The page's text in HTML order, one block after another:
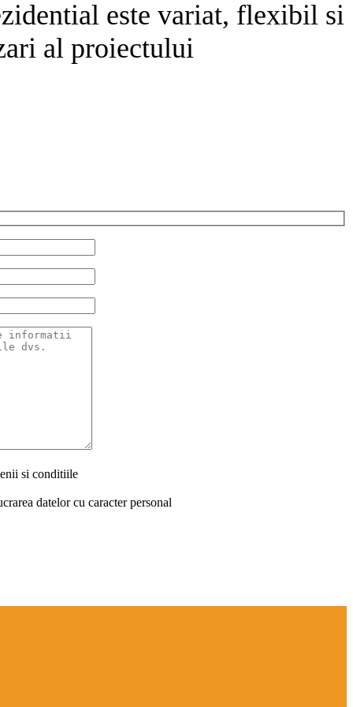
este variat, flexibil si
al proiectului
si conditiile
datelor cu caracter personal